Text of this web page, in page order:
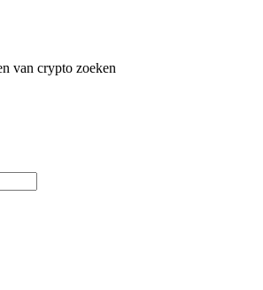
van crypto zoeken